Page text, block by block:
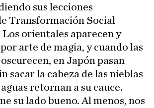
sus lecciones
Transformación Social
orientales aparecen y
arte de magia, y cuando las
en Japón pasan
sacar la cabeza de las nieblas
retornan a su cauce.
su lado bueno. Al menos, nos